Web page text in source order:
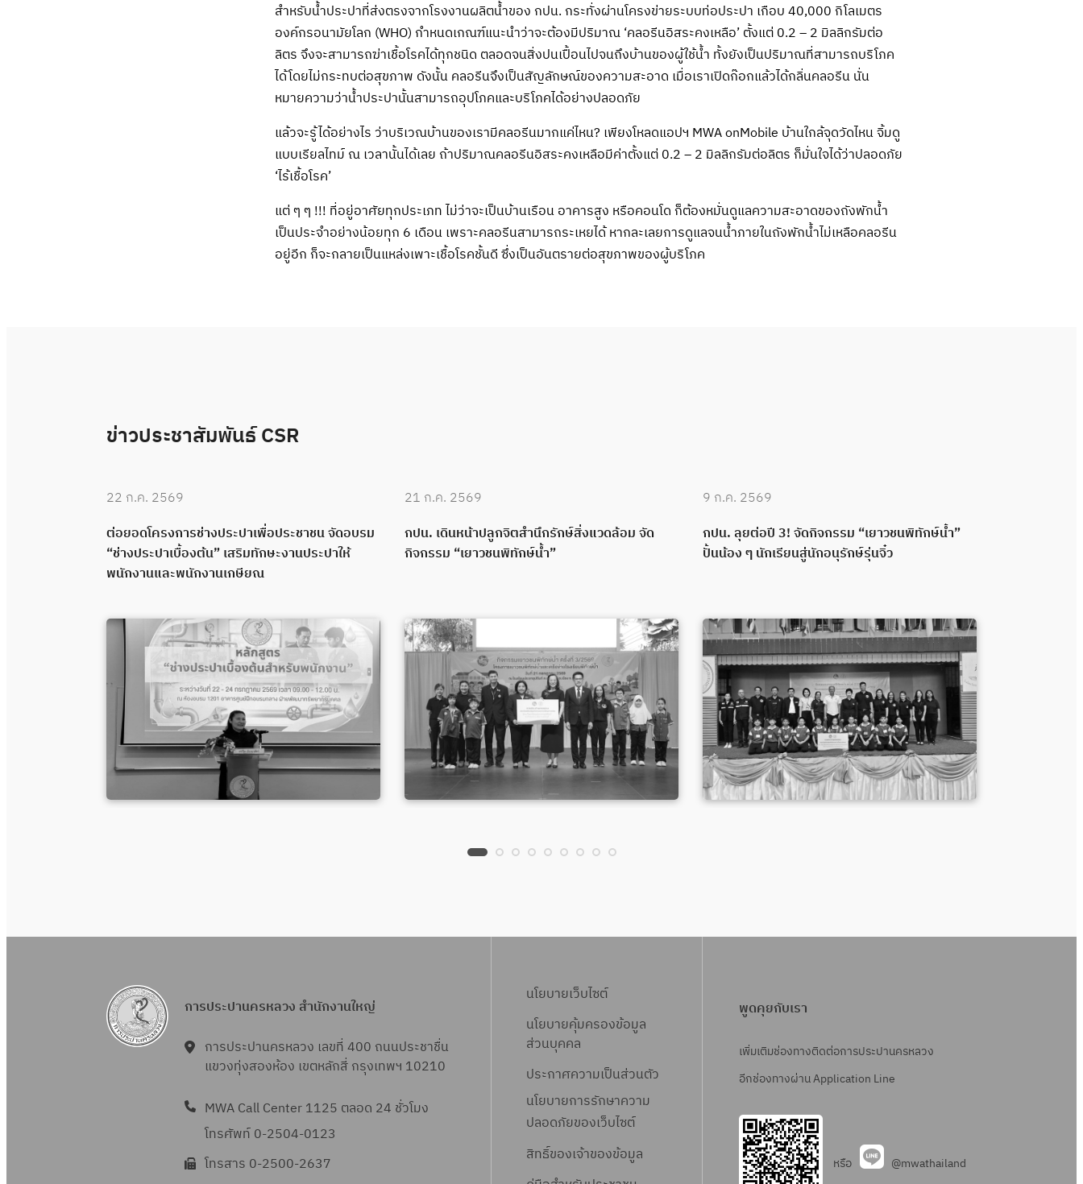
สำหรับน้ำประปาที่ส่งตรงจากโรงงานผลิตน้ำของ กปน. กระทั่งผ่านโครงข่ายระบบท่อประปา เกือบ 40,000 กิโลเมตร
องค์กรอนามัยโลก (WHO) กำหนดเกณฑ์แนะนำว่าจะต้องมีปริมาณ ‘คลอรีนอิสระคงเหลือ’ ตั้งแต่ 0.2 – 2 มิลลิกรัมต่อ
ลิตร จึงจะสามารถฆ่าเชื้อโรคได้ทุกชนิด ตลอดจนสิ่งปนเปื้อนไปจนถึงบ้านของผู้ใช้น้ำ ทั้งยังเป็นปริมาณที่สามารถบริโภค
ได้โดยไม่กระทบต่อสุขภาพ ดังนั้น คลอรีนจึงเป็นสัญลักษณ์ของความสะอาด เมื่อเราเปิดก๊อกแล้วได้กลิ่นคลอรีน นั่น
หมายความว่าน้ำประปานั้นสามารถอุปโภคและบริโภคได้อย่างปลอดภัย
แล้วจะรู้ได้อย่างไร ว่าบริเวณบ้านของเรามีคลอรีนมากแค่ไหน? เพียงโหลดแอปฯ MWA onMobile บ้านใกล้จุดวัดไหน จิ้มดู
แบบเรียลไทม์ ณ เวลานั้นได้เลย ถ้าปริมาณคลอรีนอิสระคงเหลือมีค่าตั้งแต่ 0.2 – 2 มิลลิกรัมต่อลิตร ก็มั่นใจได้ว่าปลอดภัย
‘ไร้เชื้อโรค’
แต่ ๆ ๆ !!! ที่อยู่อาศัยทุกประเภท ไม่ว่าจะเป็นบ้านเรือน อาคารสูง หรือคอนโด ก็ต้องหมั่นดูแลความสะอาดของถังพักน้ำ
เป็นประจำอย่างน้อยทุก 6 เดือน เพราะคลอรีนสามารถระเหยได้ หากละเลยการดูแลจนน้ำภายในถังพักน้ำไม่เหลือคลอรีน
อยู่อีก ก็จะกลายเป็นแหล่งเพาะเชื้อโรคชั้นดี ซึ่งเป็นอันตรายต่อสุขภาพของผู้บริโภค
ข่าวประชาสัมพันธ์ CSR
22 ก.ค. 2569
ต่อยอดโครงการช่างประปาเพื่อประชาชน จัดอบรม
“ช่างประปาเบื้องต้น” เสริมทักษะงานประปาให้
พนักงานและพนักงานเกษียณ
21 ก.ค. 2569
กปน. เดินหน้าปลูกจิตสำนึกรักษ์สิ่งแวดล้อม จัด
กิจกรรม “เยาวชนพิทักษ์น้ำ”
9 ก.ค. 2569
กปน. ลุยต่อปี 3! จัดกิจกรรม “เยาวชนพิทักษ์น้ำ”
ปั้นน้อง ๆ นักเรียนสู่นักอนุรักษ์รุ่นจิ๋ว
การประปานครหลวง สำนักงานใหญ่
การประปานครหลวง เลขที่ 400 ถนนประชาชื่น
แขวงทุ่งสองห้อง เขตหลักสี่ กรุงเทพฯ 10210
MWA Call Center 1125 ตลอด 24 ชั่วโมง
โทรศัพท์ 0-2504-0123
โทรสาร 0-2500-2637
นโยบายเว็บไซต์
นโยบายคุ้มครองข้อมูล
ส่วนบุคคล
ประกาศความเป็นส่วนตัว
นโยบายการรักษาความ
ปลอดภัยของเว็บไซต์
สิทธิ์ของเจ้าของข้อมูล
พูดคุยกับเรา
เพิ่มเติมช่องทางติดต่อการประปานครหลวง
อีกช่องทางผ่าน Application Line
หรือ @mwathailand